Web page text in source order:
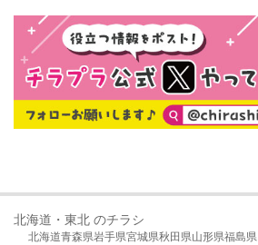
北海道・東北 のチラシ
北海道青森県岩手県宮城県秋田県山形県福島県